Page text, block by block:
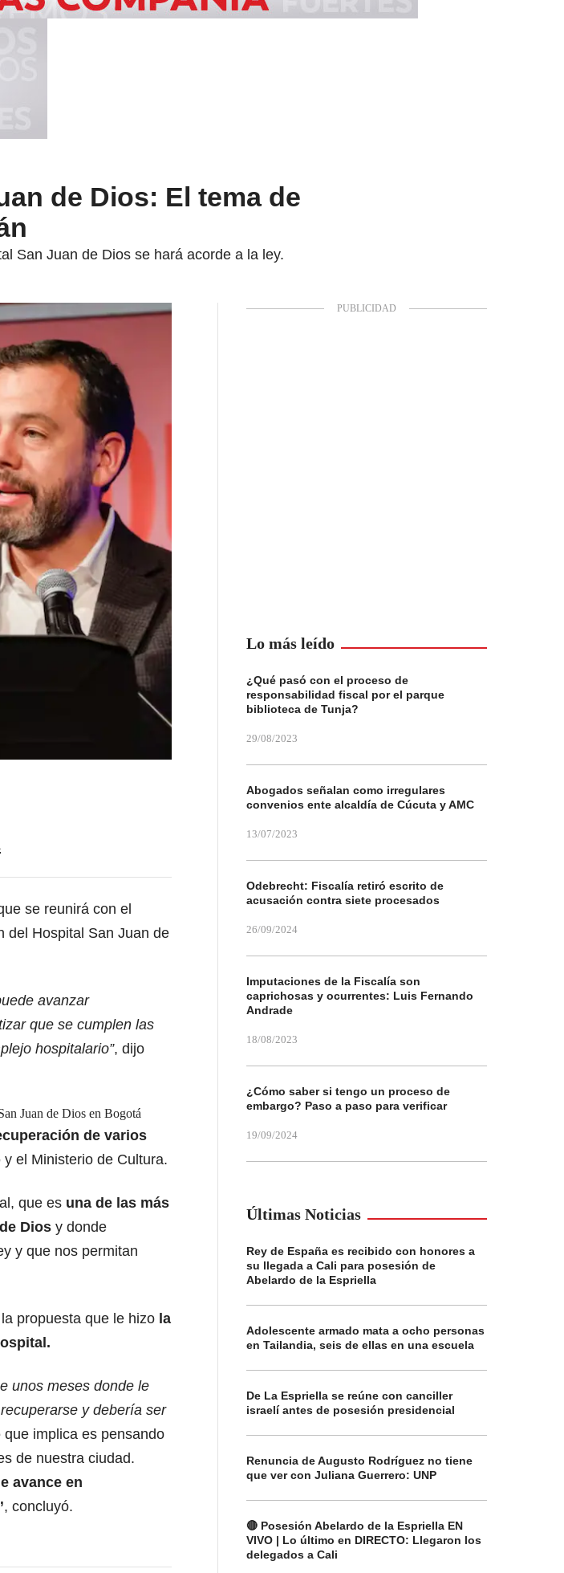
de Dios: El tema de
San Juan de Dios se hará acorde a la ley.
se reunirá con el
del Hospital San Juan de
avanzar
que se cumplen las
hospitalario”, dijo
Juan de Dios en Bogotá
de varios
el Ministerio de Cultura.
que es una de las más
Dios y donde
y que nos permitan
propuesta que le hizo la
unos meses donde le
y debería ser
que implica es pensando
de nuestra ciudad.
avance en
, concluyó.
Lo más leído
¿Qué pasó con el proceso de
responsabilidad fiscal por el parque
biblioteca de Tunja?
29/08/2023
Abogados señalan como irregulares
convenios ente alcaldía de Cúcuta y AMC
13/07/2023
Odebrecht: Fiscalía retiró escrito de
acusación contra siete procesados
26/09/2024
Imputaciones de la Fiscalía son
caprichosas y ocurrentes: Luis Fernando
Andrade
18/08/2023
¿Cómo saber si tengo un proceso de
embargo? Paso a paso para verificar
19/09/2024
Últimas Noticias
Rey de España es recibido con honores a
su llegada a Cali para posesión de
Abelardo de la Espriella
Adolescente armado mata a ocho personas
en Tailandia, seis de ellas en una escuela
De La Espriella se reúne con canciller
israelí antes de posesión presidencial
Renuncia de Augusto Rodríguez no tiene
que ver con Juliana Guerrero: UNP
🔴 Posesión Abelardo de la Espriella EN
VIVO | Lo último en DIRECTO: Llegaron los
delegados a Cali